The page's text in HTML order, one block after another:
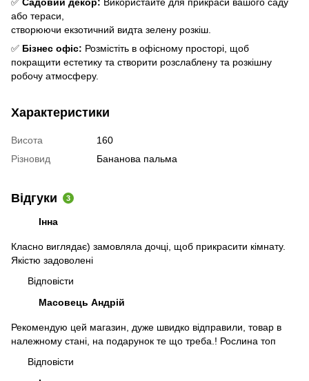
або тераси,
створюючи екзотичний видта зелену розкіш.
✅ Бізнес офіс: Розмістіть в офісному просторі, щоб
покращити естетику та створити розслаблену та розкішну
робочу атмосферу.
Характеристики
Висота
160
Різновид
Бананова пальма
Відгуки 3
Інна
Класно виглядає) замовляла дочці, щоб прикрасити кімнату.
Якістю задоволені
Відповісти
Масовець Андрій
Рекомендую цей магазин, дуже швидко відправили, товар в
належному стані, на подарунок те що треба.! Рослина топ
Відповісти